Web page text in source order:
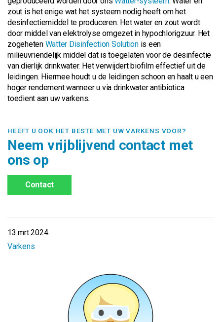
zout is het enige wat het systeem nodig heeft om het
desinfectiemiddel te produceren. Het water en zout wordt
door middel van elektrolyse omgezet in hypochlorigzuur. Het
zogeheten Watter Disinfection Solutionis een
milieuvriendelijk middel dat is toegelaten voor de desinfectie
van dierlijk drinkwater. Het verwijdert biofilm effectief uit de
leidingen. Hiermee houdt u de leidingen schoon en haalt u een
hoger rendement wanneer u via drinkwater antibiotica
toedient aan uw varkens.
HEEFT U OOK HET BESTE MET UW VARKENS VOOR?
Neem vrijblijvend contact met
ons op
Contact
13 mrt 2024
Varkens